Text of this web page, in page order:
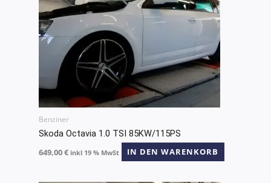
Benziner
Skoda Octavia 1.0 TSI 85KW/115PS
649,00€ inkl 19 % MwSt IN DEN WARENKORB